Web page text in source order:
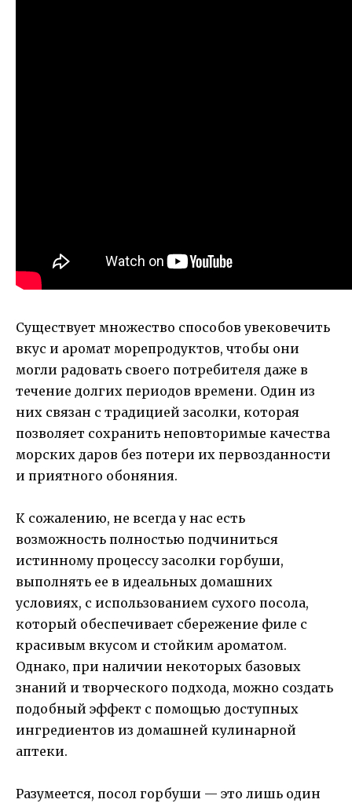
Существует множество способов увековечить
вкус и аромат морепродуктов, чтобы они
могли радовать своего потребителя даже в
течение долгих периодов времени. Один из
них связан с традицией засолки, которая
позволяет сохранить неповторимые качества
морских даров без потери их первозданности
и приятного обоняния.
К сожалению, не всегда у нас есть
возможность полностью подчиниться
истинному процессу засолки горбуши,
выполнять ее в идеальных домашних
условиях, с использованием сухого посола,
который обеспечивает сбережение филе с
красивым вкусом и стойким ароматом.
Однако, при наличии некоторых базовых
знаний и творческого подхода, можно создать
подобный эффект с помощью доступных
ингредиентов из домашней кулинарной
аптеки.
Разумеется, посол горбуши — это лишь один